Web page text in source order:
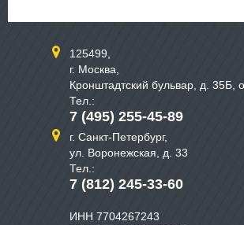
125499,
г. Москва,
Кронштадтский бульвар, д. 35Б,
Тел.:
7 (495) 255-45-89
г. Санкт-Петербург,
ул. Воронежская, д. 33
Тел.:
7 (812) 245-33-60
ИНН 7704267243